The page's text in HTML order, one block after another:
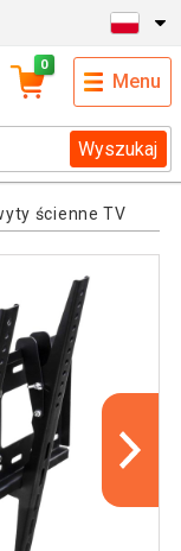
Wyszukaj
0
Menu
ścienne TV